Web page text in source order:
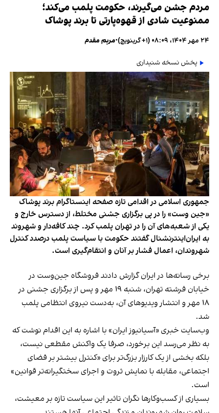
مردم جشن می‌گیرند، حکومت پلمب می‌کند؛
ممنوعیت شادی از قهوه‌پارتی تا برند پوشاک
۲۴ مهر ۱۴۰۴، ۰۸:۰۹ (‎+۱ گرینویچ) •مریم مقدم
پخش نسخه شنیداری
جمهوری اسلامی در اقدامی تازه صفحه اینستاگرام برند پوشاک
«جین وست» را در پی برگزاری جشنی مختلط، از دسترس خارج و
یکی از شعبه‌های آن را در تهران پلمب کرد. چند کافه‌‌دار و شهروند
به ایران‌اینترنشنال گفتند حکومت با سیاست پلمب درصدد کنترل
شهروندان، اعمال فشار بر آنان و انتقام‌گیری است.
برخی رسانه‌ها در ایران گزارش دادند فروشگاه جین‌وست در
خیابان فرشته تهران، شنبه ۱۹ مهر و پس از برگزاری جشنی در
۱۸ مهر و انتشار ویدیوهای آن، به‌دست نیروی انتظامی پلمب
شد.
وب‌سایت خبری «آسیانیوز ایران» با اشاره به این اقدام نوشت که
به نظر می‌رسد این برخورد، صرفا یک واکنش مقطعی نیست،
بلکه بخشی از یک کارزار بزرگ‌تر برای «کنترل بیشتر بر فضای
اجتماعی، مقابله با نمایش ثروت و اجرای سختگیرانه‌تر قوانین»
است.
بسیاری از کسب‌وکارها نگران تاثیر این سیاست‌ تازه بر معیشت،